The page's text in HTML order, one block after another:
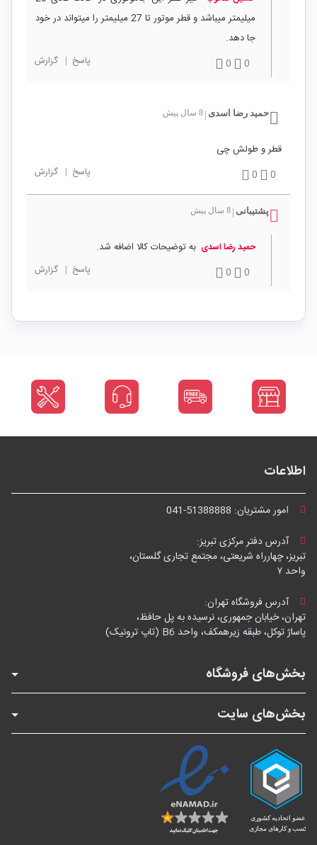
میلیمتر میباشد و قطر موتور تا 27 میلیمتر را میتواند در خود
جا دهد.
0
0 پاسخ | گزارش
حمید رضا اسدی | 8 سال پیش
قطر و طولش چی
0
0 پاسخ | گزارش
پشتیبانی | 8 سال پیش
حمید رضا اسدی به توضیحات کالا اضافه شد.
0
0 پاسخ | گزارش
اطلاعات
امور مشتریان: 041-51388888
آدرس دفتر مرکزی تبریز:
تبریز، چهارراه شریعتی، مجتمع تجاری گلستان،
واحد ۷
آدرس فروشگاه تهران:
تهران، خیابان جمهوری، نرسیده به پل حافظ،
پاساژ توکل، طبقه زیرهمکف، واحد B6 (تاپ ترونیک)
بخش‌های فروشگاه
بخش‌های سایت